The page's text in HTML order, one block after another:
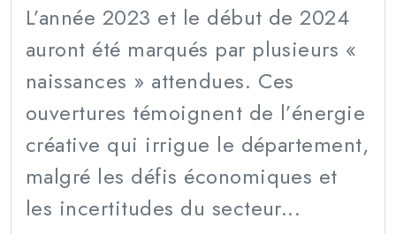
L’année 2023 et le début de 2024
auront été marqués par plusieurs «
naissances » attendues. Ces
ouvertures témoignent de l’énergie
créative qui irrigue le département,
malgré les défis économiques et
les incertitudes du secteur...